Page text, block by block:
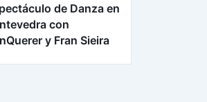
de Danza en
con
y Fran Sieira